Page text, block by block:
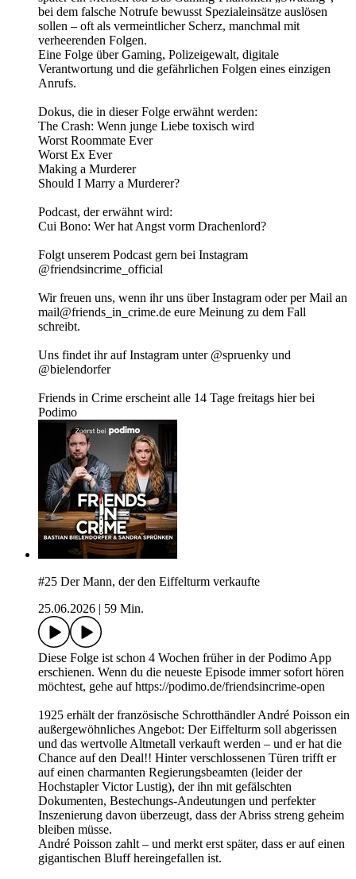
bei dem falsche Notrufe bewusst Spezialeinsätze auslösen
sollen – oft als vermeintlicher Scherz, manchmal mit
verheerenden Folgen.
Eine Folge über Gaming, Polizeigewalt, digitale
Verantwortung und die gefährlichen Folgen eines einzigen
Anrufs.
Dokus, die in dieser Folge erwähnt werden:
The Crash: Wenn junge Liebe toxisch wird
Worst Roommate Ever
Worst Ex Ever
Making a Murderer
Should I Marry a Murderer?
Podcast, der erwähnt wird:
Cui Bono: Wer hat Angst vorm Drachenlord?
Folgt unserem Podcast gern bei Instagram
@friendsincrime_official
Wir freuen uns, wenn ihr uns über Instagram oder per Mail an
mail@friends_in_crime.de eure Meinung zu dem Fall
schreibt.
Uns findet ihr auf Instagram unter @spruenky und
@bielendorfer
Friends in Crime erscheint alle 14 Tage freitags hier bei
Podimo
#25 Der Mann, der den Eiffelturm verkaufte
25.06.2026
59 Min.
Diese Folge ist schon 4 Wochen früher in der Podimo App
erschienen. Wenn du die neueste Episode immer sofort hören
möchtest, gehe auf https://podimo.de/friendsincrime-open
1925 erhält der französische Schrotthändler André Poisson ein
außergewöhnliches Angebot: Der Eiffelturm soll abgerissen
und das wertvolle Altmetall verkauft werden – und er hat die
Chance auf den Deal!! Hinter verschlossenen Türen trifft er
auf einen charmanten Regierungsbeamten (leider der
Hochstapler Victor Lustig), der ihn mit gefälschten
Dokumenten, Bestechungs-Andeutungen und perfekter
Inszenierung davon überzeugt, dass der Abriss streng geheim
bleiben müsse.
André Poisson zahlt – und merkt erst später, dass er auf einen
gigantischen Bluff hereingefallen ist.